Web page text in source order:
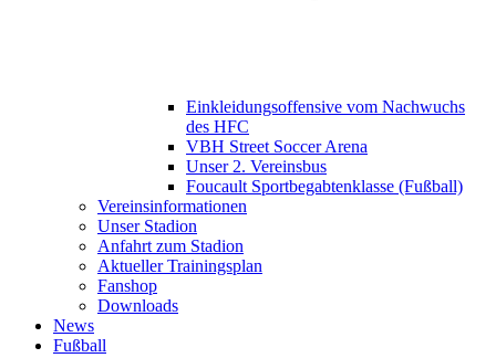
Einkleidungsoffensive vom Nachwuchs
des HFC
VBH Street Soccer Arena
Unser 2. Vereinsbus
Foucault Sportbegabtenklasse (Fußball)
Vereinsinformationen
Unser Stadion
Anfahrt zum Stadion
Aktueller Trainingsplan
Fanshop
Downloads
News
Fußball